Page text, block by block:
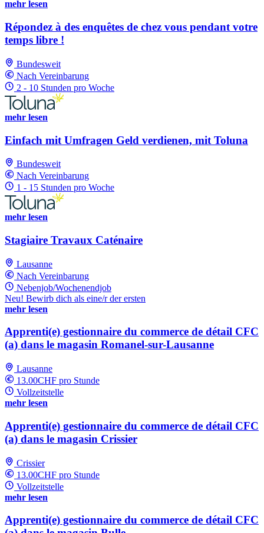
mehr lesen
Répondez à des enquêtes de chez vous pendant votre
temps libre !
Bundesweit
Nach Vereinbarung
2 - 10 Stunden pro Woche
mehr lesen
Einfach mit Umfragen Geld verdienen, mit Toluna
Bundesweit
Nach Vereinbarung
1 - 15 Stunden pro Woche
mehr lesen
Stagiaire Travaux Caténaire
Lausanne
Nach Vereinbarung
Nebenjob/Wochenendjob
Neu! Bewirb dich als eine/r der ersten
mehr lesen
Apprenti(e) gestionnaire du commerce de détail CFC
(a) dans le magasin Romanel-sur-Lausanne
Lausanne
13.00CHF pro Stunde
Vollzeitstelle
mehr lesen
Apprenti(e) gestionnaire du commerce de détail CFC
(a) dans le magasin Crissier
Crissier
13.00CHF pro Stunde
Vollzeitstelle
mehr lesen
Apprenti(e) gestionnaire du commerce de détail CFC